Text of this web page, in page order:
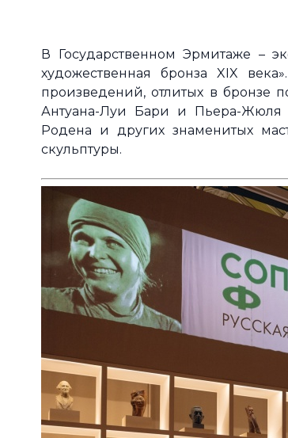
В Государственном Эрмитаже –
художественная бронза XIX
произведений, отлитых в
Антуана-Луи Бари и Пьера-Жюля
Родена и других знаменитых
скульптуры.